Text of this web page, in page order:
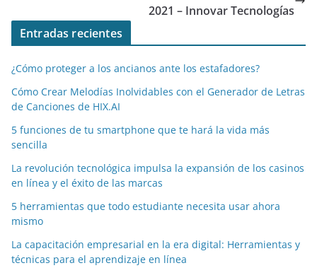
2021 – Innovar Tecnologías
Entradas recientes
¿Cómo proteger a los ancianos ante los estafadores?
Cómo Crear Melodías Inolvidables con el Generador de Letras
de Canciones de HIX.AI
5 funciones de tu smartphone que te hará la vida más
sencilla
La revolución tecnológica impulsa la expansión de los casinos
en línea y el éxito de las marcas
5 herramientas que todo estudiante necesita usar ahora
mismo
La capacitación empresarial en la era digital: Herramientas y
técnicas para el aprendizaje en línea